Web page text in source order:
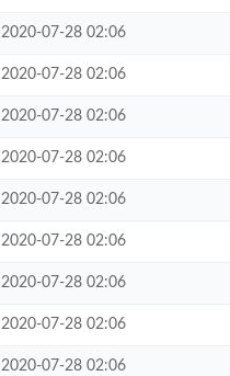
2020-07-28 02:06
2020-07-28 02:06
2020-07-28 02:06
2020-07-28 02:06
2020-07-28 02:06
2020-07-28 02:06
2020-07-28 02:06
2020-07-28 02:06
2020-07-28 02:06